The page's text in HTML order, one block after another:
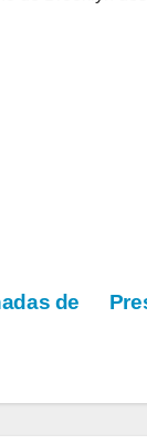
de